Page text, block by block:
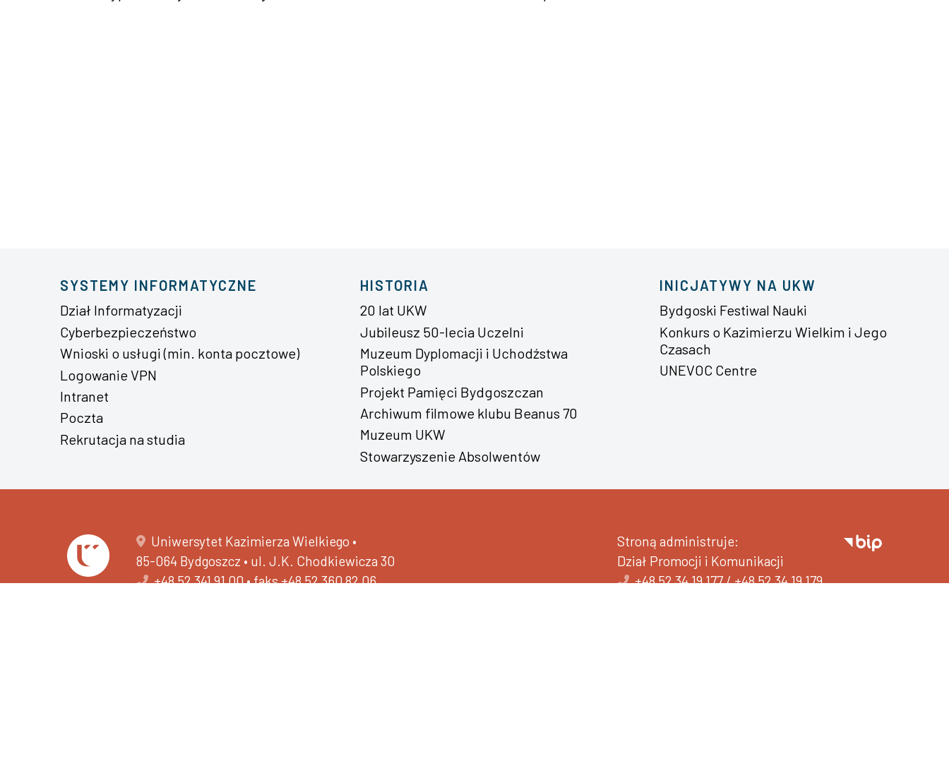
SYSTEMY INFORMATYCZNE
Dział Informatyzacji
Cyberbezpieczeństwo
Wnioski o usługi (min. konta pocztowe)
Logowanie VPN
Intranet
Poczta
Rekrutacja na studia
HISTORIA
20 lat UKW
Jubileusz 50-lecia Uczelni
Muzeum Dyplomacji i Uchodźstwa
Polskiego
Projekt Pamięci Bydgoszczan
Archiwum filmowe klubu Beanus 70
Muzeum UKW
Stowarzyszenie Absolwentów
INICJATYWY NA UKW
Bydgoski Festiwal Nauki
Konkurs o Kazimierzu Wielkim i Jego
Czasach
UNEVOC Centre
Uniwersytet Kazimierza Wielkiego •
85-064 Bydgoszcz • ul. J.K. Chodkiewicza 30
+48 52 341 91 00•faks +48 52 360 82 06
Stroną administruje:
Dział Promocji i Komunikacji
+48 52 34 19 177/+48 52 34 19 179